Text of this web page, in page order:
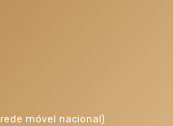
móvel nacional)